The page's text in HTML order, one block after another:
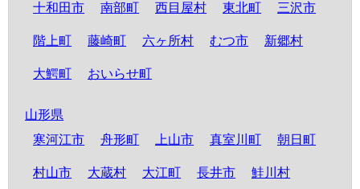
十和田市 南部町 西目屋村 東北町 三沢市
階上町 藤崎町 六ヶ所村 むつ市 新郷村
大鰐町 おいらせ町
山形県
寒河江市
舟形町 上山市 真室川町 朝日町
村山市 大蔵村 大江町 長井市 鮭川村